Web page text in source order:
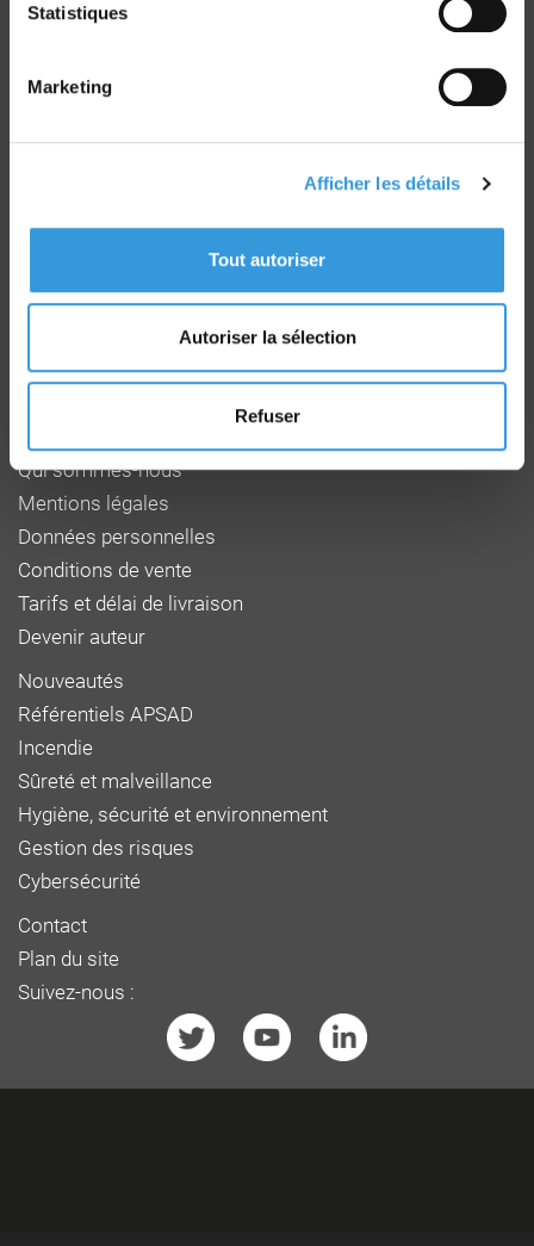
Statistiques
Marketing
Afficher les détails
Tout autoriser
Autoriser la sélection
Refuser
F 27950 SAINT MARCEL
www.faceaurisque.com
Qui sommes-nous
Mentions légales
Données personnelles
Conditions de vente
Tarifs et délai de livraison
Devenir auteur
Nouveautés
Référentiels APSAD
Incendie
Sûreté et malveillance
Hygiène, sécurité et environnement
Gestion des risques
Cybersécurité
Contact
Plan du site
Suivez-nous :